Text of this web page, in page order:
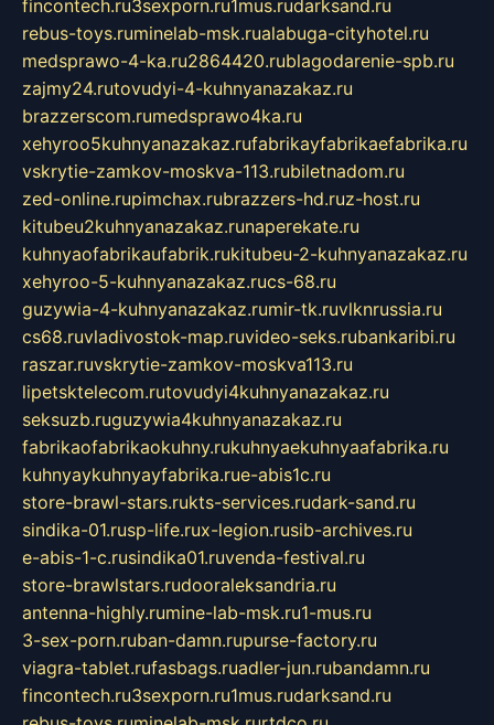
fincontech.ru3sexporn.ru1mus.rudarksand.ru
rebus-toys.ruminelab-msk.rualabuga-cityhotel.ru
medsprawo-4-ka.ru2864420.rublagodarenie-spb.ru
zajmy24.rutovudyi-4-kuhnyanazakaz.ru
brazzerscom.rumedsprawo4ka.ru
xehyroo5kuhnyanazakaz.rufabrikayfabrikaefabrika.ru
vskrytie-zamkov-moskva-113.rubiletnadom.ru
zed-online.rupimchax.rubrazzers-hd.ruz-host.ru
kitubeu2kuhnyanazakaz.runaperekate.ru
kuhnyaofabrikaufabrik.rukitubeu-2-kuhnyanazakaz.ru
xehyroo-5-kuhnyanazakaz.rucs-68.ru
guzywia-4-kuhnyanazakaz.rumir-tk.ruvlknrussia.ru
cs68.ruvladivostok-map.ruvideo-seks.rubankaribi.ru
raszar.ruvskrytie-zamkov-moskva113.ru
lipetsktelecom.rutovudyi4kuhnyanazakaz.ru
seksuzb.ruguzywia4kuhnyanazakaz.ru
fabrikaofabrikaokuhny.rukuhnyaekuhnyaafabrika.ru
kuhnyaykuhnyayfabrika.rue-abis1c.ru
store-brawl-stars.rukts-services.rudark-sand.ru
sindika-01.rusp-life.rux-legion.rusib-archives.ru
e-abis-1-c.rusindika01.ruvenda-festival.ru
store-brawlstars.rudooraleksandria.ru
antenna-highly.rumine-lab-msk.ru1-mus.ru
3-sex-porn.ruban-damn.rupurse-factory.ru
viagra-tablet.rufasbags.ruadler-jun.rubandamn.ru
fincontech.ru3sexporn.ru1mus.rudarksand.ru